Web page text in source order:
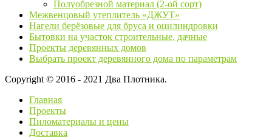
Полуобрезной материал (2-ой сорт)
Межвенцовый утеплитель «ДЖУТ»
Нагели берёзовые для бруса и оцилиндровки
Бытовки на участок строительные, дачные
Проекты деревянных домов
Выбрать проект деревянного дома по параметрам
Copyright © 2016 - 2021 Два Плотника.
Главная
Проекты
Пиломатериалы и цены
Доставка